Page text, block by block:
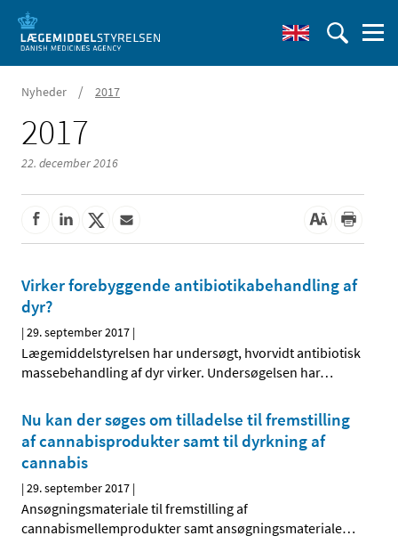
Nyheder / 2017
2017
22. december 2016
Virker forebyggende antibiotikabehandling af
dyr?
|29. september 2017 |
Lægemiddelstyrelsen har undersøgt, hvorvidt antibiotisk
massebehandling af dyr virker. Undersøgelsen har…
Nu kan der søges om tilladelse til fremstilling
af cannabisprodukter samt til dyrkning af
cannabis
|29. september 2017 |
Ansøgningsmateriale til fremstilling af
cannabismellemprodukter samt ansøgningsmateriale…